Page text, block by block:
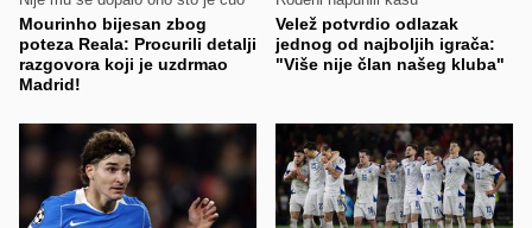
Mourinho bijesan zbog
poteza Reala: Procurili detalji
razgovora koji je uzdrmao
Madrid!
Velež potvrdio odlazak
jednog od najboljih igrača:
"Više nije član našeg kluba"